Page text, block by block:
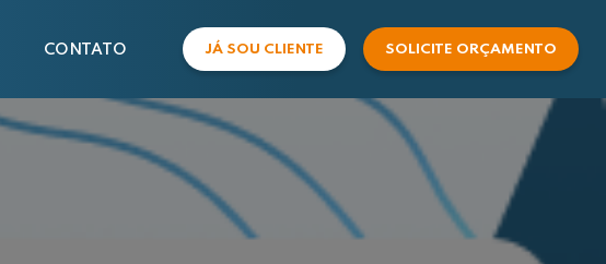
CONTATO JÁ SOU CLIENTE SOLICITE ORÇAMENTO
COMERCIAL
SUPORTE